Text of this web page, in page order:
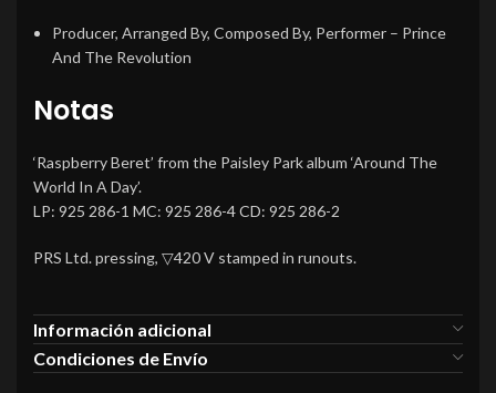
Producer, Arranged By, Composed By, Performer – Prince
And The Revolution
Notas
‘Raspberry Beret’ from the Paisley Park album ‘Around The
World In A Day’.
LP: 925 286-1 MC: 925 286-4 CD: 925 286-2
PRS Ltd. pressing, ▽420 V stamped in runouts.
Información adicional
Condiciones de Envío